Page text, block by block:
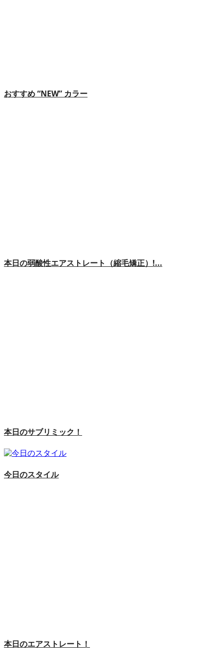
おすすめ “NEW” カラー
本日の弱酸性エアストレート（縮毛矯正）!...
本日のサブリミック！
今日のスタイル
本日のエアストレート！